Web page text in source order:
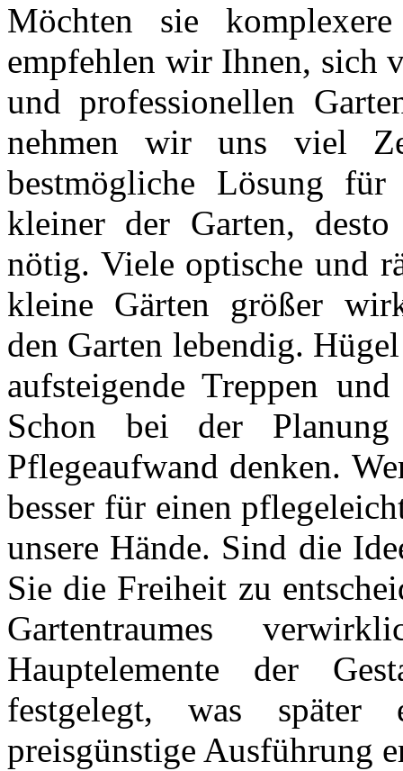
Möchten sie
empfehlen wir Ihnen, sich
und professionellen
nehmen wir uns viel
bestmögliche Lösung
kleiner der Garten, desto
nötig. Viele optische und
kleine Gärten größer
den Garten lebendig.
aufsteigende Treppen
Schon bei der
Pflegeaufwand denken.
besser für einen
unsere Hände. Sind die
Sie die Freiheit zu
Gartentraumes
Hauptelemente der
festgelegt, was später
preisgünstige Ausführung